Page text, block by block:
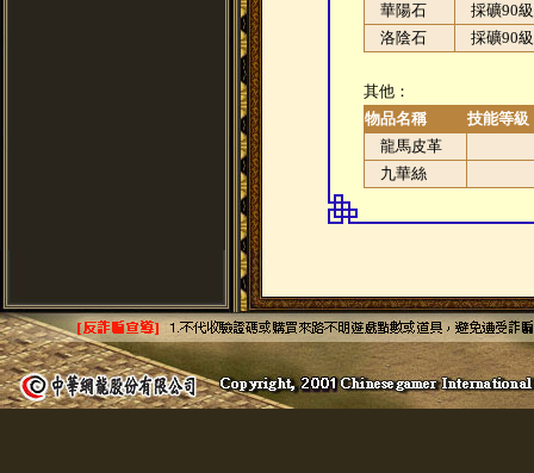
華陽石
採礦90
洛陰石
採礦90
其他：
物品名稱
技能等級
龍馬皮革
九華絲